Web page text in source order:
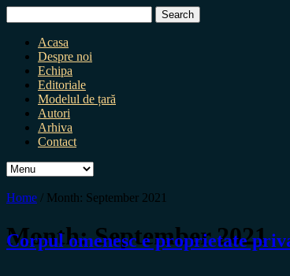
for:
Acasa
Despre noi
Echipa
Editoriale
Modelul de țară
Autori
Arhiva
Contact
Home / Month: September 2021
Month:September 2021
Corpul omenesc e proprietate